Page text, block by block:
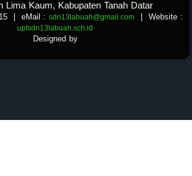
Lima Kaum, Kabupaten Tanah Datar
| eMail : sdn13labuah@gmail.com Website :
uptsdn13labuah.sch.id
Designed by